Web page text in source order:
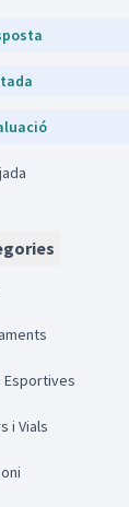
Esportives
i Vials